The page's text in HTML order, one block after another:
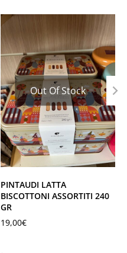
Out Of Stock
PINTAUDI LATTA
BISCOTTONI ASSORTITI 240
GR
19,00€